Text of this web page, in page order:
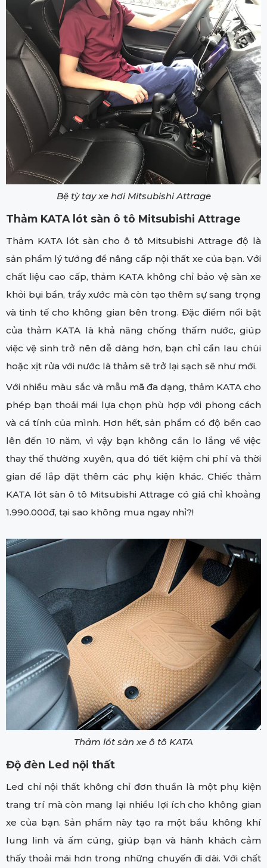
Bệ tỳ tay xe hơi Mitsubishi Attrage
Thảm KATA lót sàn ô tô Mitsubishi Attrage
Thảm KATA lót sàn cho ô tô Mitsubishi Attrage độ là
sản phẩm lý tưởng để nâng cấp nội thất xe của bạn. Với
chất liệu cao cấp, thảm KATA không chỉ bảo vệ sàn xe
khỏi bụi bẩn, trầy xước mà còn tạo thêm sự sang trọng
và tinh tế cho không gian bên trong. Đặc điểm nổi bật
của thảm KATA là khả năng chống thấm nước, giúp
việc vệ sinh trở nên dễ dàng hơn, bạn chỉ cần lau chùi
hoặc xịt rửa với nước là thảm sẽ trở lại sạch sẽ như mới.
Với nhiều màu sắc và mẫu mã đa dạng, thảm KATA cho
phép bạn thoải mái lựa chọn phù hợp với phong cách
và cá tính của mình. Hơn hết, sản phẩm có độ bền cao
lên đến 10 năm, vì vậy bạn không cần lo lắng về việc
thay thế thường xuyên, qua đó tiết kiệm chi phí và thời
gian để lắp đặt thêm các phụ kiện khác. Chiếc thảm
KATA lót sàn ô tô Mitsubishi Attrage có giá chỉ khoảng
1.990.000đ, tại sao không mua ngay nhỉ?!
Thảm lót sàn xe ô tô KATA
Độ đèn Led nội thất
Led chỉ nội thất không chỉ đơn thuần là một phụ kiện
trang trí mà còn mang lại nhiều lợi ích cho không gian
xe của bạn. Sản phẩm này tạo ra một bầu không khí
lung linh và ấm cúng, giúp bạn và hành khách cảm
thấy thoải mái hơn trong những chuyến đi dài. Với chất